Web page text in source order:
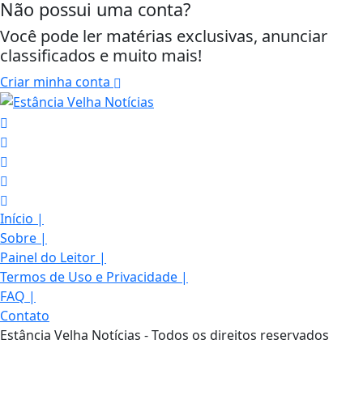
Não possui uma conta?
Você pode ler matérias exclusivas, anunciar
classificados e muito mais!
Criar minha conta
Início |
Sobre |
Painel do Leitor |
Termos de Uso e Privacidade |
FAQ |
Contato
Estância Velha Notícias - Todos os direitos reservados
Termos de Uso e Privacidade